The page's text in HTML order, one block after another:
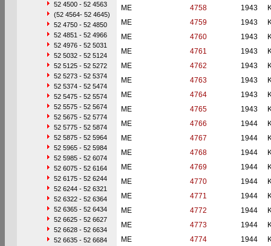
52 4500 - 52 4563
(52 4564- 52 4645)
52 4750 - 52 4850
52 4851 - 52 4966
52 4976 - 52 5031
52 5032 - 52 5124
52 5125 - 52 5272
52 5273 - 52 5374
52 5374 - 52 5474
52 5475 - 52 5574
52 5575 - 52 5674
52 5675 - 52 5774
52 5775 - 52 5874
52 5875 - 52 5964
52 5965 - 52 5984
52 5985 - 52 6074
52 6075 - 52 6164
52 6175 - 52 6244
52 6244 - 52 6321
52 6322 - 52 6364
52 6365 - 52 6434
52 6625 - 52 6627
52 6628 - 52 6634
52 6635 - 52 6684
ME
4758 1943
ME
4759 1943
ME
4760 1943
ME
4761 1943
ME
4762 1943
ME
4763 1943
ME
4764 1943
ME
4765 1943
ME
4766 1944
ME
4767 1944
ME
4768 1944
ME
4769 1944
ME
4770 1944
ME
4771 1944
ME
4772 1944
ME
4773 1944
ME
4774 1944